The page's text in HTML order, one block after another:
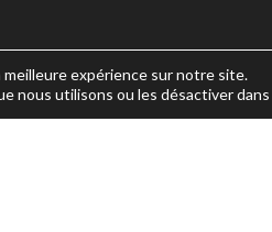
expérience sur notre site.
nous utilisons ou les désactiver dans